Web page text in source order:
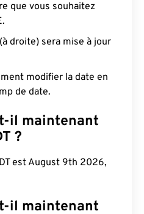
que vous souhaitez
droite) sera mise à jour
modifier la date en
de date.
il maintenant
?
est August 9th 2026,
il maintenant